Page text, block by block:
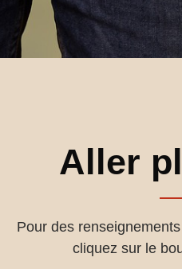
Aller
Pour des
cliquez sur le